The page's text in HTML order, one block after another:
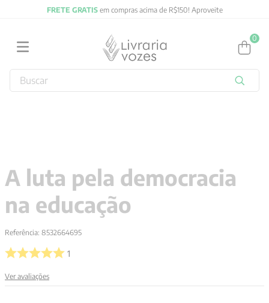
FRETE GRATISem compras acima de R$150! Aproveite
0
Buscar
A luta pela democracia
na educação
Referência: 8532664695
1
Ver avaliações
jung
5º byung chul han